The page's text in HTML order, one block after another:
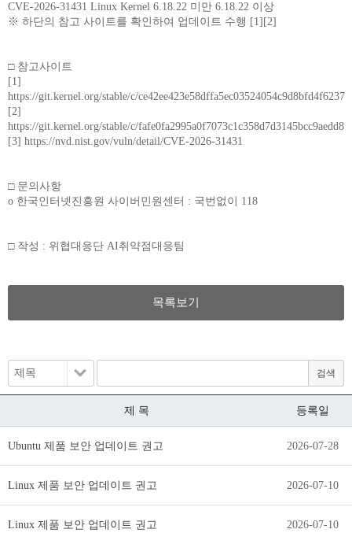
CVE-2026-31431 Linux Kernel 6.18.22 미만 6.18.22 이상
※ 하단의 참고 사이트를 확인하여 업데이트 수행 [1][2]
□ 참고사이트
[1]
https://git.kernel.org/stable/c/ce42ee423e58dffa5ec03524054c9d8bfd4f6237
[2]
https://git.kernel.org/stable/c/fafe0fa2995a0f7073c1c358d7d3145bcc9aedd8
[3] https://nvd.nist.gov/vuln/detail/CVE-2026-31431
□ 문의사항
o 한국인터넷진흥원 사이버민원센터 : 국번없이 118
□ 작성 : 위협대응단 AI취약점대응팀
목록보기
제 목 등록일
Ubuntu 제품 보안 업데이트 권고 2026-07-28
Linux 제품 보안 업데이트 권고 2026-07-10
Linux 제품 보안 업데이트 권고 2026-07-10